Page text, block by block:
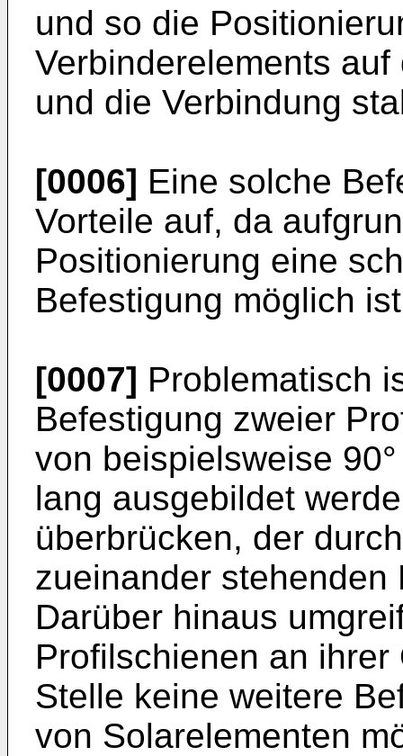
und so die
Verbinderelements
und die Verbindung
[0006] Eine solche
Vorteile auf, da
Positionierung eine
Befestigung möglich
[0007] Problematisch
Befestigung zweier
von beispielsweise
lang ausgebildet
überbrücken, der
zueinander
Darüber hinaus
Profilschienen an
Stelle keine weitere
von Solarelementen